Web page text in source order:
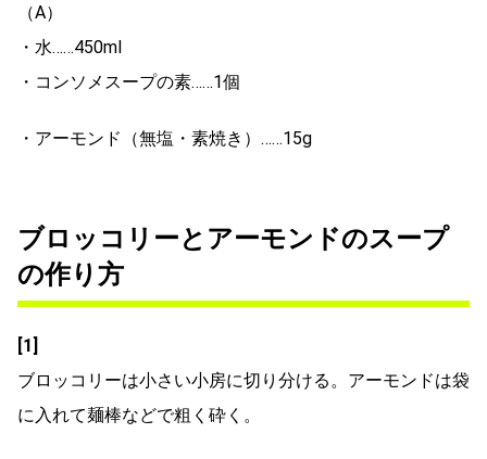
（A）
・水……450ml
・コンソメスープの素……1個
・アーモンド（無塩・素焼き）……15g
ブロッコリーとアーモンドのスープ
の作り方
[1]
ブロッコリーは小さい小房に切り分ける。アーモンドは袋
に入れて麺棒などで粗く砕く。